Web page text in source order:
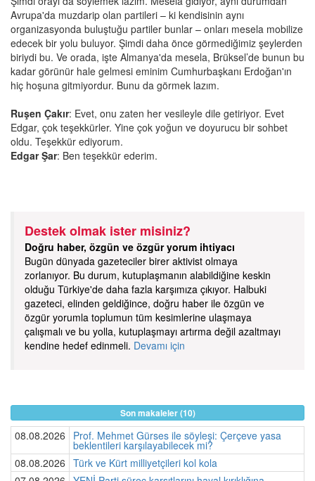
Avrupa'da muzdarip olan partileri – ki kendisinin aynı
organizasyonda buluştuğu partiler bunlar – onları mesela mobilize
edecek bir yolu buluyor. Şimdi daha önce görmediğimiz şeylerden
biriydi bu. Ve orada, işte Almanya'da mesela, Brüksel’de bunun bu
kadar görünür hale gelmesi eminim Cumhurbaşkanı Erdoğan'ın
hiç hoşuna gitmiyordur. Bunu da görmek lazım.
Ruşen Çakır: Evet, onu zaten her vesileyle dile getiriyor. Evet
Edgar, çok teşekkürler. Yine çok yoğun ve doyurucu bir sohbet
oldu. Teşekkür ediyorum.
Edgar Şar: Ben teşekkür ederim.
Destek olmak ister misiniz?
Doğru haber, özgün ve özgür yorum ihtiyacı
Bugün dünyada gazeteciler birer aktivist olmaya
zorlanıyor. Bu durum, kutuplaşmanın alabildiğine keskin
olduğu Türkiye'de daha fazla karşımıza çıkıyor. Halbuki
gazeteci, elinden geldiğince, doğru haber ile özgün ve
özgür yorumla toplumun tüm kesimlerine ulaşmaya
çalışmalı ve bu yolla, kutuplaşmayı artırma değil azaltmayı
kendine hedef edinmeli. Devamı için
Son makaleler (10)
08.08.2026 Prof. Mehmet Gürses ile söyleşi: Çerçeve yasa
beklentileri karşılayabilecek mi?
08.08.2026 Türk ve Kürt milliyetçileri kol kola